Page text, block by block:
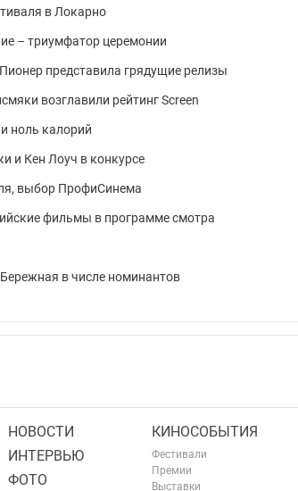
в Локарно
– триумфатор церемонии
представила грядущие релизы
возглавили рейтинг Screen
ноль калорий
и Кен Лоуч в конкурсе
выбор ПрофиСинема
фильмы в программе смотра
в числе номинантов
НОВОСТИ
ИНТЕРВЬЮ
ФОТО
КИНОСОБЫТИЯ
Фестивали
Премии
Выставки